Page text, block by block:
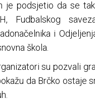
je podsjetio da se
Fudbalskog
i
škola.
su pozvali
da Brčko ostaje